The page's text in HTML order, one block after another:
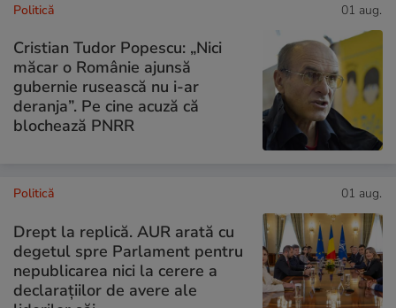
Politică 01 aug.
Cristian Tudor Popescu: „Nici
măcar o Românie ajunsă
gubernie rusească nu i-ar
deranja”. Pe cine acuză că
blochează PNRR
Politică 01 aug.
Drept la replică. AUR arată cu
degetul spre Parlament pentru
nepublicarea nici la cerere a
declarațiilor de avere ale